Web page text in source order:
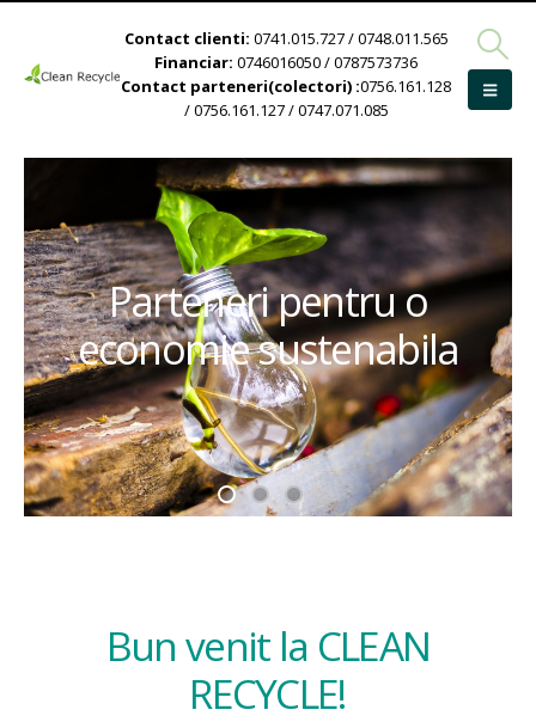
Contact clienti: 0741.015.727 / 0748.011.565
Financiar: 0746016050 / 0787573736
Contact parteneri(colectori) :0756.161.128
/ 0756.161.127 / 0747.071.085
Parteneri pentru o
economie sustenabila
Bun venit la CLEAN
RECYCLE!